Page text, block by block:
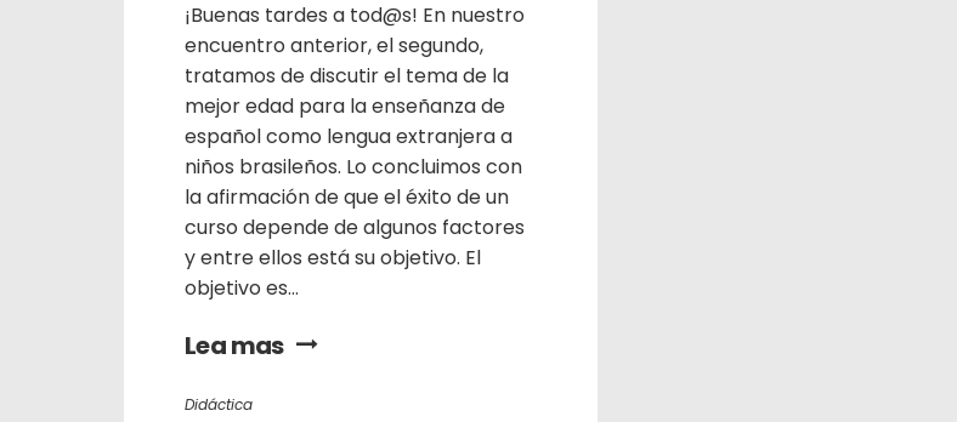
¡Buenas tardes a tod@s! En nuestro
encuentro anterior, el segundo,
tratamos de discutir el tema de la
mejor edad para la enseñanza de
español como lengua extranjera a
niños brasileños. Lo concluimos con
la afirmación de que el éxito de un
curso depende de algunos factores
y entre ellos está su objetivo. El
objetivo es...
Lea mas
Didáctica